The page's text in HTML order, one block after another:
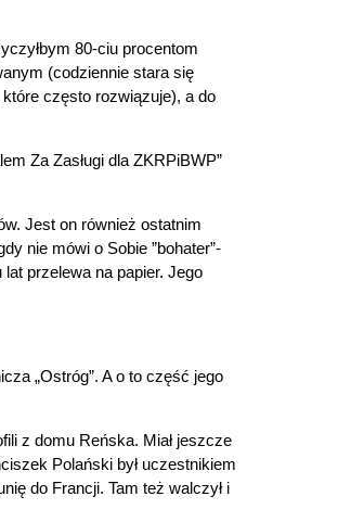
80-ciu procentom
(codziennie stara się
często rozwiązuje), a do
Za Zasługi dla ZKRPiBWP”
Jest on również ostatnim
nie mówi o Sobie ”bohater”-
przelewa na papier. Jego
„Ostróg”. A o to część jego
z domu Reńska. Miał jeszcze
Polański był uczestnikiem
do Francji. Tam też walczył i